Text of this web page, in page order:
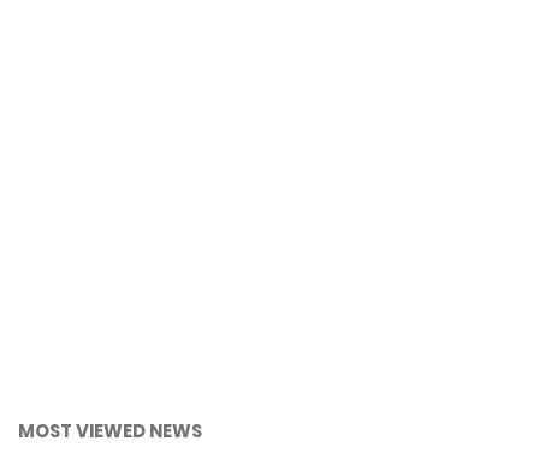
MOST VIEWED NEWS